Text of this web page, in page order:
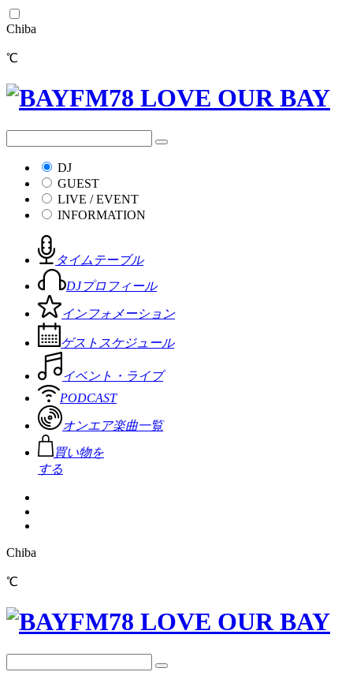
Chiba
℃
DJ
GUEST
LIVE / EVENT
INFORMATION
タイムテーブル
DJプロフィール
インフォメーション
ゲストスケジュール
イベント・ライブ
PODCAST
オンエア楽曲一覧
買い物を
する
Chiba
℃